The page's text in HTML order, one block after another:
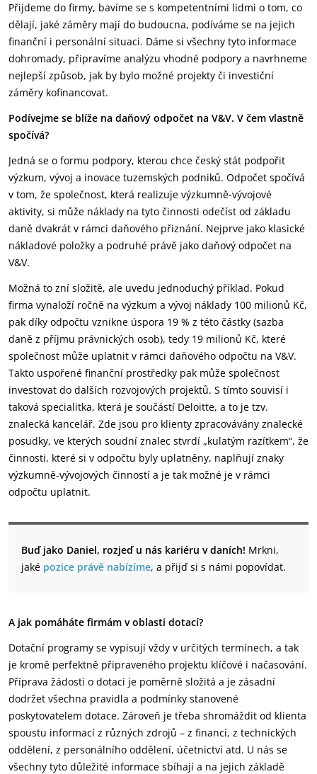
Přijdeme do firmy, bavíme se s kompetentními lidmi o tom, co
dělají, jaké záměry mají do budoucna, podíváme se na jejich
finanční i personální situaci. Dáme si všechny tyto informace
dohromady, připravíme analýzu vhodné podpory a navrhneme
nejlepší způsob, jak by bylo možné projekty či investiční
záměry kofinancovat.
Podívejme se blíže na daňový odpočet na V&V. V čem vlastně
spočívá?
Jedná se o formu podpory, kterou chce český stát podpořit
výzkum, vývoj a inovace tuzemských podniků. Odpočet spočívá
v tom, že společnost, která realizuje výzkumně-vývojové
aktivity, si může náklady na tyto činnosti odečíst od základu
daně dvakrát v rámci daňového přiznání. Nejprve jako klasické
nákladové položky a podruhé právě jako daňový odpočet na
V&V.
Možná to zní složitě, ale uvedu jednoduchý příklad. Pokud
firma vynaloží ročně na výzkum a vývoj náklady 100 milionů Kč,
pak díky odpočtu vznikne úspora 19 % z této částky (sazba
daně z příjmu právnických osob), tedy 19 milionů Kč, které
společnost může uplatnit v rámci daňového odpočtu na V&V.
Takto uspořené finanční prostředky pak může společnost
investovat do dalších rozvojových projektů. S tímto souvisí i
taková specialitka, která je součástí Deloitte, a to je tzv.
znalecká kancelář. Zde jsou pro klienty zpracovávány znalecké
posudky, ve kterých soudní znalec stvrdí „kulatým razítkem“, že
činnosti, které si v odpočtu byly uplatněny, naplňují znaky
výzkumně-vývojových činností a je tak možné je v rámci
odpočtu uplatnit.
Buď jako Daniel, rozjeď u nás kariéru v daních! Mrkni,
jaké pozice právě nabízíme, a přijď si s námi popovídat.
A jak pomáháte firmám v oblasti dotací?
Dotační programy se vypisují vždy v určitých termínech, a tak
je kromě perfektně připraveného projektu klíčové i načasování.
Příprava žádosti o dotaci je poměrně složitá a je zásadní
dodržet všechna pravidla a podmínky stanovené
poskytovatelem dotace. Zároveň je třeba shromáždit od klienta
spoustu informací z různých zdrojů – z financí, z technických
oddělení, z personálního oddělení, účetnictví atd. U nás se
všechny tyto důležité informace sbíhají a na jejich základě